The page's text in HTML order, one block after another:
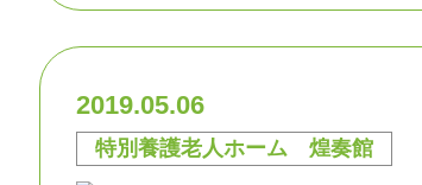
2019.05.06
特別養護老人ホーム 煌奏館